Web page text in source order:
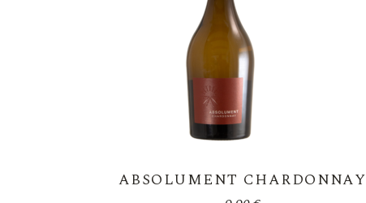
ABSOLUMENT CHARDONNAY